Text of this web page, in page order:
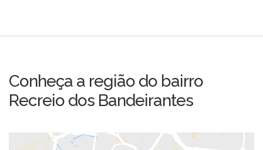
Conheça a região do bairro
Recreio dos Bandeirantes